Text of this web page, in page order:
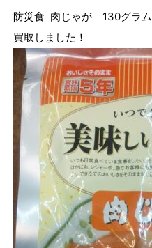
防災食 肉じゃが 130グラム
買取しました！